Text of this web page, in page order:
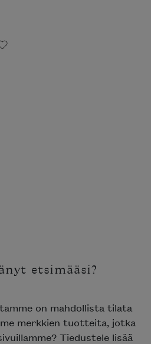
etsimääsi?
on mahdollista tilata
merkkien tuotteita, jotka
Tiedustele lisää